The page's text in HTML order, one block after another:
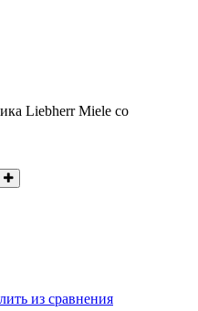
Liebherr Miele со
из сравнения